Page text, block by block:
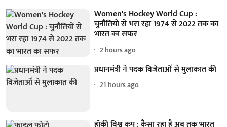
Women's Hockey World Cup :
चुनौतियों से भरा रहा 1974 से 2022 तक का
भारत का सफर
2 hours ago
प्रधानमंत्री ने पदक विजेताओं से मुलाकात की
21 hours ago